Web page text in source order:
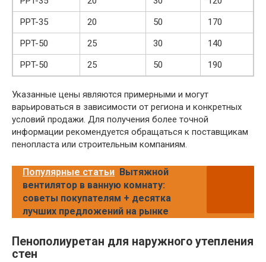
PPT-35
20 50
170
PPT-50
25 30
140
PPT-50
25 50 190
Указанные цены являются примерными и могут
варьироваться в зависимости от региона и конкретных
условий продажи. Для получения более точной
информации рекомендуется обращаться к поставщикам
пенопласта или строительным компаниям.
Популярные статьи Вытяжной
вентилятор в ванную комнату:
советы покупателям + десятка
лучших предложений на рынке
Пенополиуретан для наружного утепления
стен